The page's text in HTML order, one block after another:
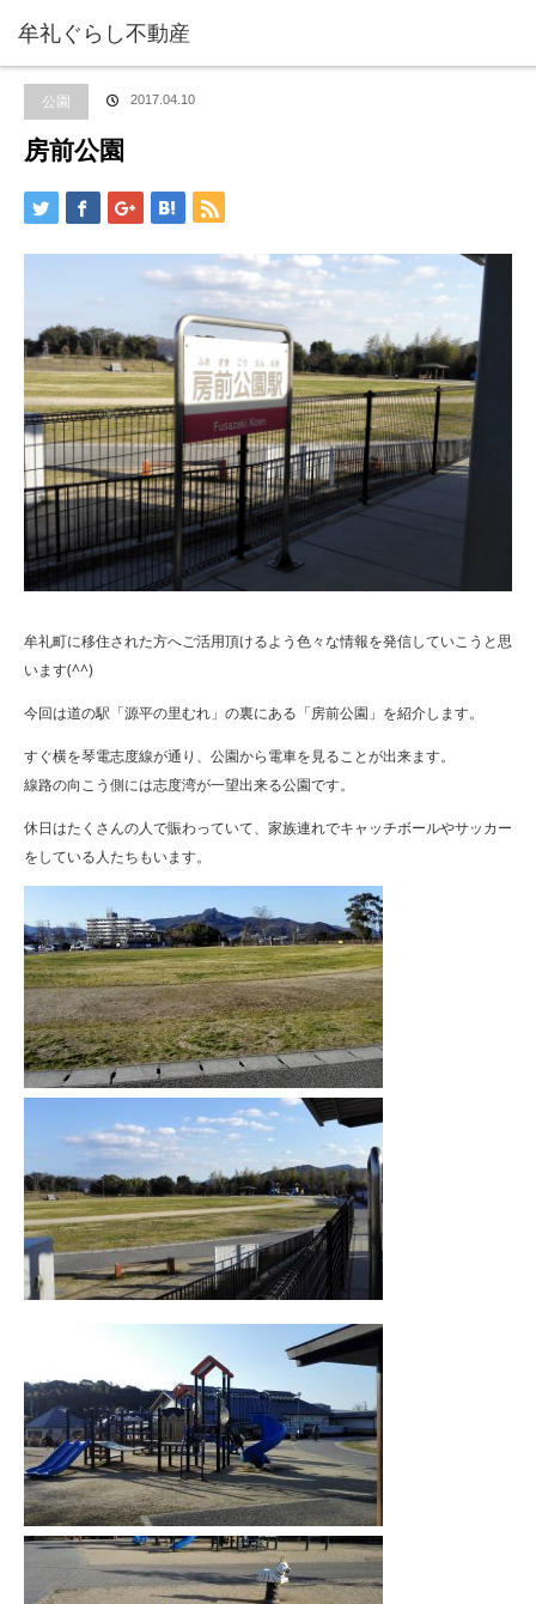
牟礼ぐらし不動産
ブログ
公園,牟礼町の紹介
公園 2017.04.10
房前公園
牟礼町に移住された方へご活用頂けるよう色々な情報を発信していこうと思
います(^^)
今回は道の駅「源平の里むれ」の裏にある「房前公園」を紹介します。
すぐ横を琴電志度線が通り、公園から電車を見ることが出来ます。
線路の向こう側には志度湾が一望出来る公園です。
休日はたくさんの人で賑わっていて、家族連れでキャッチボールやサッカー
をしている人たちもいます。